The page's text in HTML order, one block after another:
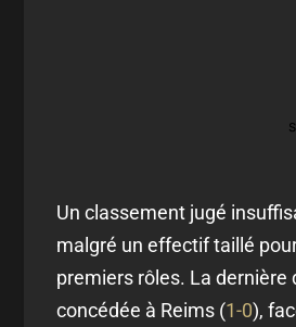
Un classement jugé
malgré un effectif taillé
premiers rôles. La dernière
concédée à Reims (1-0),